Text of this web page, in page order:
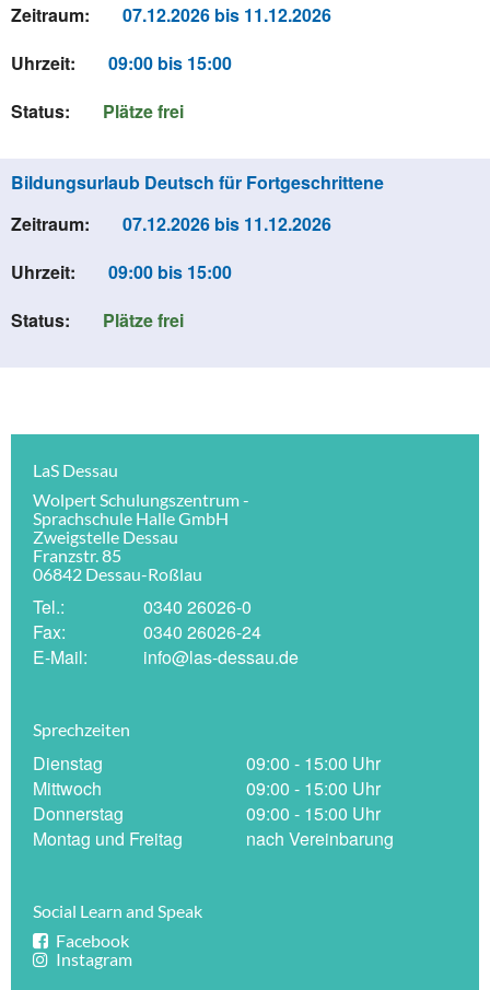
Zeitraum:
07.12.2026 bis 11.12.2026
Uhrzeit:
09:00 bis 15:00
Status:
Plätze frei
Bildungsurlaub Deutsch für Fortgeschrittene
Zeitraum:
07.12.2026 bis 11.12.2026
Uhrzeit:
09:00 bis 15:00
Status:
Plätze frei
LaS Dessau
Wolpert Schulungszentrum -
Sprachschule Halle GmbH
Zweigstelle Dessau
Franzstr. 85
06842 Dessau-Roßlau
Tel.:
0340 26026-0
Fax:
0340 26026-24
E-Mail:
info@las-dessau.de
Sprechzeiten
Dienstag
09:00 - 15:00 Uhr
Mittwoch
09:00 - 15:00 Uhr
Donnerstag
09:00 - 15:00 Uhr
Montag und Freitag
nach Vereinbarung
Social Learn and Speak
Facebook
Instagram